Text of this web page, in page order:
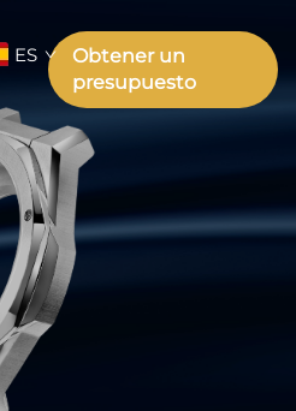
ES
Obtener un
presupuesto